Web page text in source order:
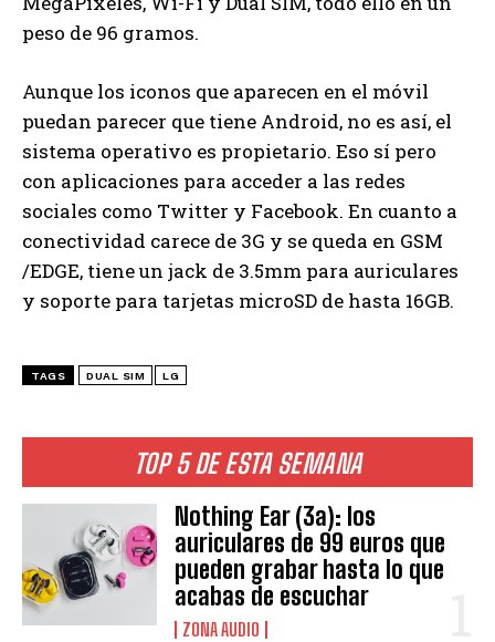
TOP 5 DE ESTA SEMANA
Nothing Ear (3a): los
auriculares de 99 euros que
pueden grabar hasta lo que
acabas de escuchar
ZONA AUDIO
peso de 96 gramos.
Aunque los iconos que aparecen en el móvil
puedan parecer que tiene Android, no es así, el
sistema operativo es propietario. Eso sí pero
con aplicaciones para acceder a las redes
sociales como Twitter y Facebook. En cuanto a
conectividad carece de 3G y se queda en GSM
/EDGE, tiene un jack de 3.5mm para auriculares
y soporte para tarjetas microSD de hasta 16GB.
TAGS DUAL SIM LG